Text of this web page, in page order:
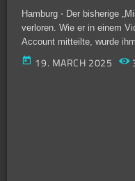
Hamburg ⋅ Der bisherige
verloren. Wie er in einem
Account mitteilte, wurde
aberkannt. Als Gründe
von ihm initiierte „Hamburg
today 19. MARCH 2025